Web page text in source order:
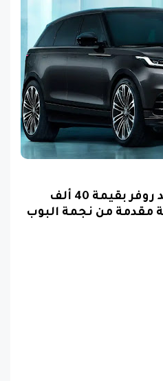
مسابقة ربح سيارة لاند روفر بقيمة 40 ألف
مقدمة من نجمة البوب